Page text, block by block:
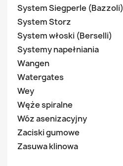
System Siegperle (Bazzoli)
System Storz
System włoski (Berselli)
Systemy napełniania
Wangen
Watergates
Wey
Węże spiralne
Wóz asenizacyjny
Zaciski gumowe
Zasuwa klinowa